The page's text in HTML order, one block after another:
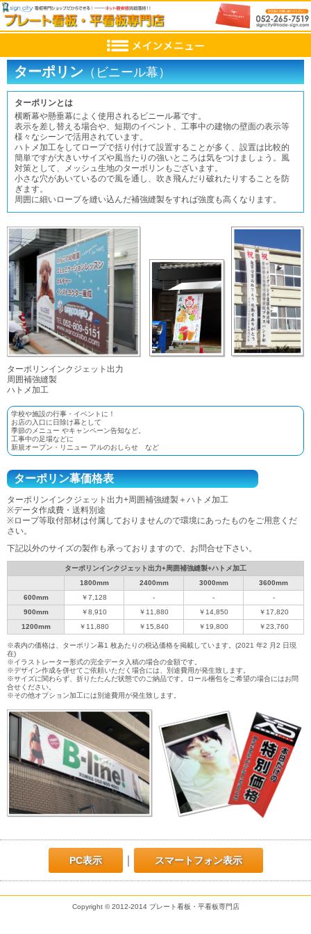
ターポリン（ビニール幕）
ターポリンとは
横断幕や懸垂幕によく使用されるビニール幕です。
表示を差し替える場合や、短期のイベント、工事中の建物の壁面の表示等
様々なシーンで活用されています。
ハトメ加工をしてロープで括り付けて設置することが多く、設置は比較的
簡単ですが大きいサイズや風当たりの強いところは気をつけましょう。風
対策として、メッシュ生地のターポリンもございます。
小さな穴があいているので風を通し、吹き飛んだり破れたりすることを防
ぎます。
周囲に細いロープを縫い込んだ補強縫製をすれば強度も高くなります。
ターポリンインクジェット出力
周囲補強縫製
ハトメ加工
学校や施設の行事・イベントに！
お店の入口に日除け幕として
季節のメニュー やキャンペーン告知など。
工事中の足場などに
新規オープン・リニュー アルのおしらせ など
ターポリン幕価格表
ターポリンインクジェット出力+周囲補強縫製＋ハトメ加工
※データ作成費・送料別途
※ロープ等取付部材は付属しておりませんので環境にあったものをご用意くだ
さい。
下記以外のサイズの製作も承っておりますので、お問合せ下さい。
ターポリンインクジェット出力+周囲補強縫製+ハトメ加工
1800mm
2400mm 3000mm
3600mm
600mm
￥7,128 - -
-
900mm
￥8,910 ￥11,880 ￥14,850
￥17,820
1200mm
￥11,880 ￥15,840 ￥19,800 ￥23,760
※表内の価格は、ターポリン幕1 枚あたりの税込価格を掲載しています。(2021 年2 月2 日現
在)
※イラストレーター形式の完全データ入稿の場合の金額です。
※デザイン作成を併せてご依頼いただく場合には、別途費用が発生致します。
※サイズに関わらず、折りたたんだ状態でのご納品です。ロール梱包をご希望の場合にはお問
合せください。
※その他オプション加工には別途費用が発生致します。
PC表示 スマートフォン表示
Copyright © 2012-2014 プレート看板・平看板専門店